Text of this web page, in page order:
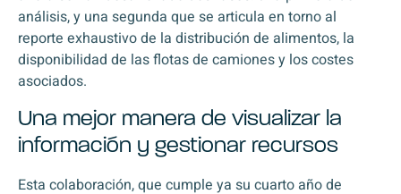
análisis, y una segunda que se articula en torno al
reporte exhaustivo de la distribución de alimentos, la
disponibilidad de las flotas de camiones y los costes
asociados.
Una mejor manera de visualizar la
información y gestionar recursos
Esta colaboración, que cumple ya su cuarto año de